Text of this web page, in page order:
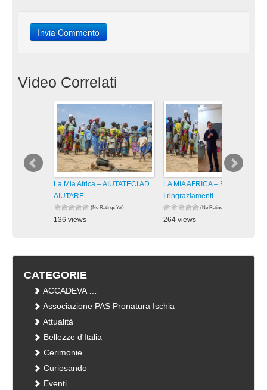
Video Correlati
La Mia Africa – AIUTATECI AD
AIUTARE.
(No Ratings Yet)
136 views
LA MIA AFRICA – Burkina Faso:
I ringraziamenti.
(No Ratings Yet)
264 views
CATEGORIE
ACCADEVA …
Associazione PAS Pronatura Ischia
Attualità
Bellezze d'Italia
Cerimonie
Curiosando
Eventi